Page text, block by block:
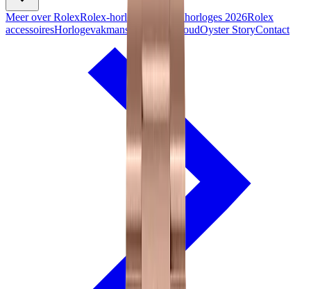
Meer over RolexRolex-horloges Nieuwe horloges 2026Rolex
accessoiresHorlogevakmanschap OnderhoudOyster StoryContact